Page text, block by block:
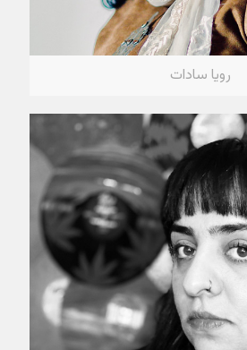
رویا سادات